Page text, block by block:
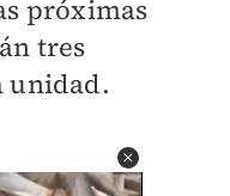
próximas
tres
unidad.